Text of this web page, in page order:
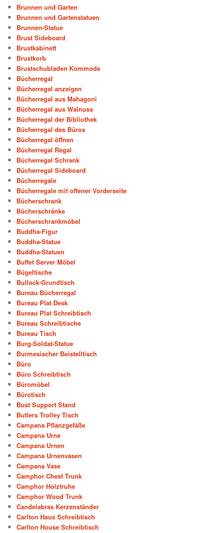
Brunnen und Garten
Brunnen und Gartenstatuen
Brunnen-Statue
Brust Sideboard
Brustkabinett
Brustkorb
Brustschubladen Kommode
Bücherregal
Bücherregal anzeigen
Bücherregal aus Mahagoni
Bücherregal aus Walnuss
Bücherregal der Bibliothek
Bücherregal des Büros
Bücherregal öffnen
Bücherregal Regal
Bücherregal Schrank
Bücherregal Sideboard
Bücherregale
Bücherregale mit offener Vorderseite
Bücherschrank
Bücherschränke
Bücherschrankmöbel
Buddha-Figur
Buddha-Statue
Buddha-Statuen
Buffet Server Möbel
Bügeltische
Bullock-Grundtisch
Bureau Bücherregal
Bureau Plat Desk
Bureau Plat Schreibtisch
Bureau Schreibtische
Bureau Tisch
Burg-Soldat-Statue
Burmesischer Beistelltisch
Büro
Büro Schreibtisch
Büromöbel
Bürotisch
Bust Support Stand
Butlers Trolley Tisch
Campana Pflanzgefäße
Campana Urne
Campana Urnen
Campana Urnenvasen
Campana Vase
Camphor Chest Trunk
Camphor Holztruhe
Camphor Wood Trunk
Candelabras Kerzenständer
Carlton Haus Schreibtisch
Carlton House Schreibtisch